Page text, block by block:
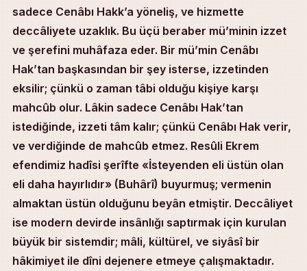
sadece Cenâbı Hakk’a yöneliş, ve hizmette
deccâliyete uzaklık. Bu üçü beraber mü’minin izzet
ve şerefini muhâfaza eder. Bir mü’min Cenâbı
Hak’tan başkasından bir şey isterse, izzetinden
eksilir; çünkü o zaman tâbi olduğu kişiye karşı
mahcûb olur. Lâkin sadece Cenâbı Hak’tan
istediğinde, izzeti tâm kalır; çünkü Cenâbı Hak verir,
ve verdiğinde de mahcûb etmez. Resûli Ekrem
efendimiz hadîsi şerîfte «İsteyenden eli üstün olan
eli daha hayırlıdır» (Buhârî) buyurmuş; vermenin
almaktan üstün olduğunu beyân etmiştir. Deccâliyet
ise modern devirde insânlığı saptırmak için kurulan
büyük bir sistemdir; mâli, kültürel, ve siyâsî bir
hâkimiyet ile dîni dejenere etmeye çalışmaktadır.